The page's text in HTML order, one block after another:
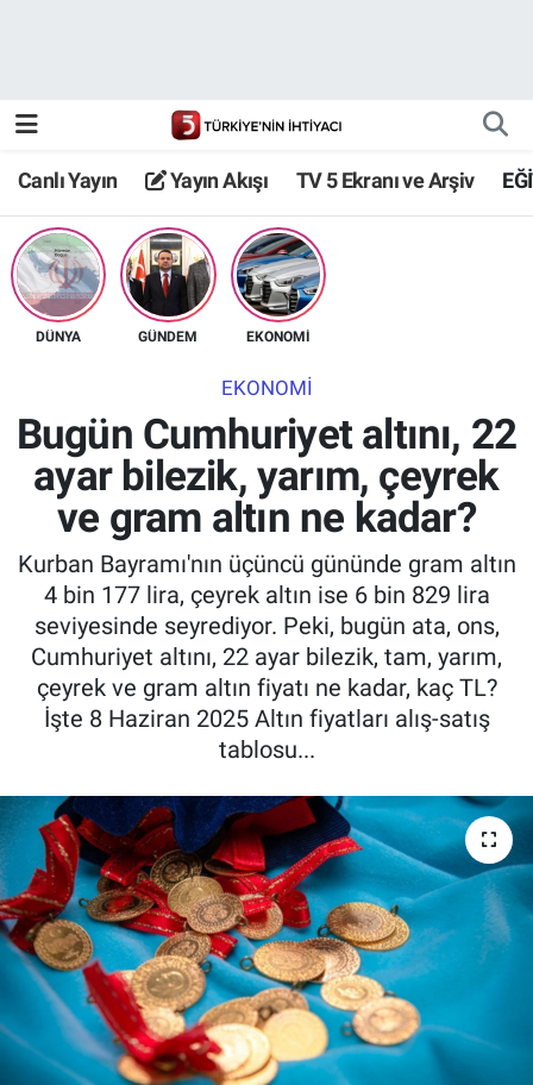
Canlı Yayın Yayın Akışı TV 5 Ekranı ve Arşiv
DÜNYA GÜNDEM EKONOMİ
EKONOMİ
Bugün Cumhuriyet altını, 22
ayar bilezik, yarım, çeyrek
ve gram altın ne kadar?
Kurban Bayramı'nın üçüncü gününde gram altın
4 bin 177 lira, çeyrek altın ise 6 bin 829 lira
seviyesinde seyrediyor. Peki, bugün ata, ons,
Cumhuriyet altını, 22 ayar bilezik, tam, yarım,
çeyrek ve gram altın fiyatı ne kadar, kaç TL?
İşte 8 Haziran 2025 Altın fiyatları alış-satış
tablosu...
TV 5 Ekranı ve Arşiv